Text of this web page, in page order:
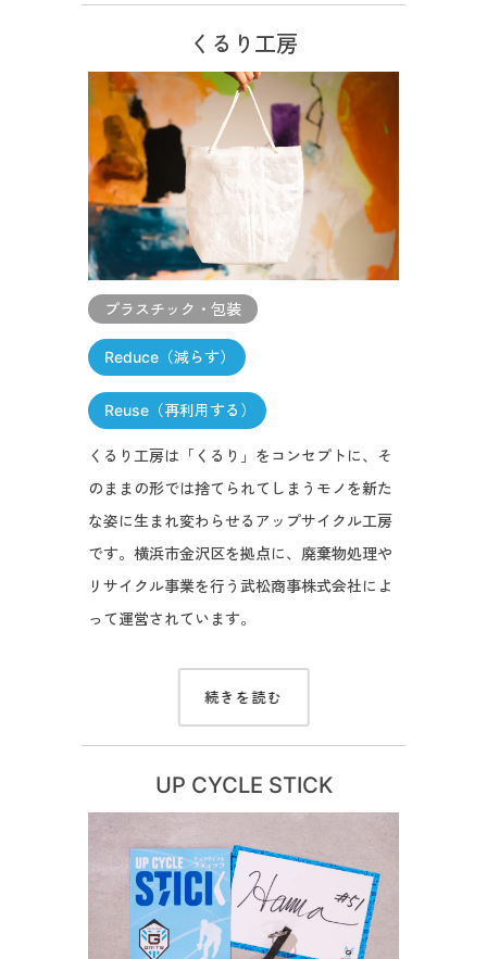
くるり工房
プラスチック・包装
Reduce（減らす）
Reuse（再利用する）
くるり工房は「くるり」をコンセプトに、そ
のままの形では捨てられてしまうモノを新た
な姿に生まれ変わらせるアップサイクル工房
です。横浜市金沢区を拠点に、廃棄物処理や
リサイクル事業を行う武松商事株式会社によ
って運営されています。
続きを読む
UP CYCLE STICK